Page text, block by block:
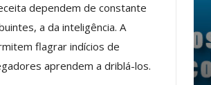
dependem de constante
a da inteligência. A
flagrar indícios de
aprendem a driblá-los.
Presidente Da ASSECOR
Participa De Debate Sobre A
Das Carreiras Do…